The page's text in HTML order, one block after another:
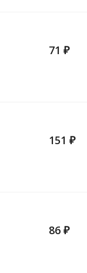
71 ₽
151 ₽
86 ₽